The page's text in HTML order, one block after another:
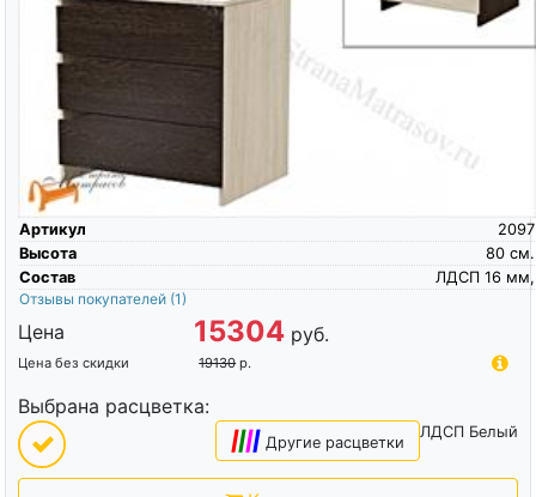
Артикул
2097
Высота
см.
80
Состав
ЛДСП 16 мм,
Отзывы покупателей (1)
Цена 15304 руб.
Цена без скидки 19130 р.
Выбрана расцветка:
ЛДСП Белый
|||| Другие расцветки